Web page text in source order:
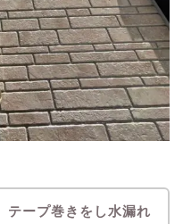
テープ巻きをし水漏れ